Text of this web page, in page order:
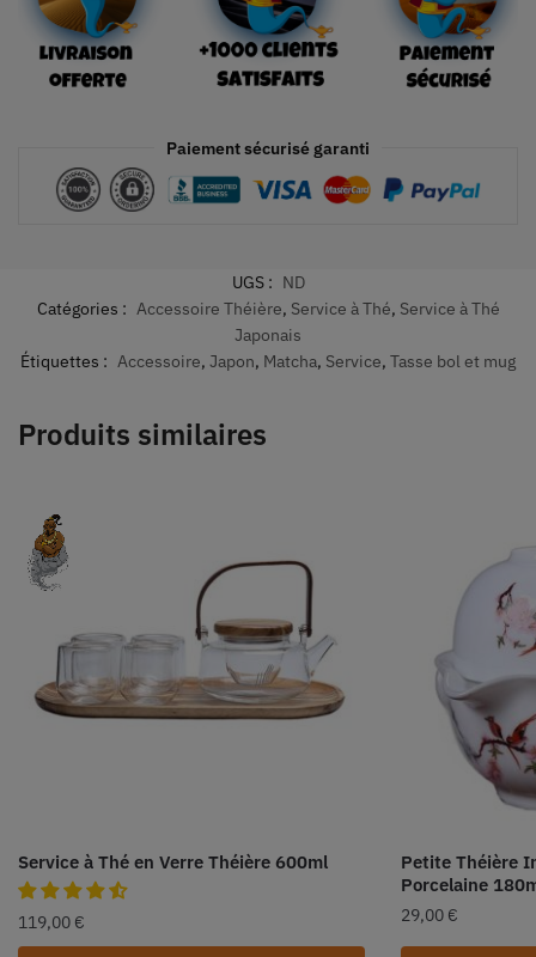
Paiement sécurisé garanti
UGS : ND
Catégories : Accessoire Théière, Service à Thé, Service à Thé
Japonais
Étiquettes : Accessoire, Japon, Matcha, Service, Tasse bol et mug
Produits similaires
Service à Thé en Verre Théière 600ml
119,00 €
Petite Théière
Porcelaine
29,00 €